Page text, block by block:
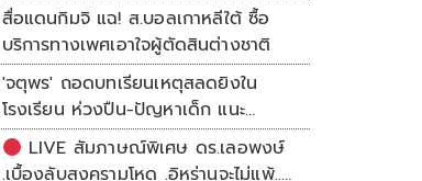
สื่อแดนกิมจิ แฉ! ส.บอลเกาหลีใต้ ซื้อ
บริการทางเพศเอาใจผู้ตัดสินต่างชาติ
'จตุพร' ถอดบทเรียนเหตุสลดยิงใน
โรงเรียน ห่วงปืน-ปัญหาเด็ก แนะ
ศธ.เร่งอุดช่องโหว่
LIVE สัมภาษณ์พิเศษ ดร.เลอพงษ์
.เบื้องลับสงครามโหด .อิหร่านจะไม่แพ้..